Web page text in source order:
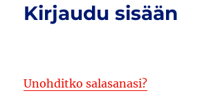
Kirjaudu sisään
Unohditko salasanasi?